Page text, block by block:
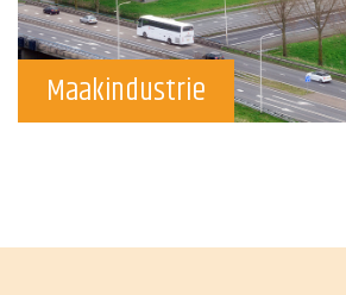
Maakindustrie